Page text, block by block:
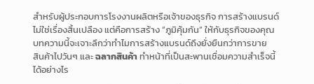
สำหรับผู้ประกอบการโรงงานผลิตหรือเจ้าของธุรกิจ การสร้างแบรนด์
ไม่ใช่เรื่องสิ้นเปลือง แต่คือการสร้าง “ภูมิคุ้มกัน” ให้กับธุรกิจของคุณ
บทความนี้จะเจาะลึกว่าทำไมการสร้างแบรนด์ถึงยั่งยืนกว่าการขาย
สินค้าไปวันๆ และฉลากสินค้าทำหน้าที่เป็นสะพานเชื่อมความสำเร็จนี้
ได้อย่างไร